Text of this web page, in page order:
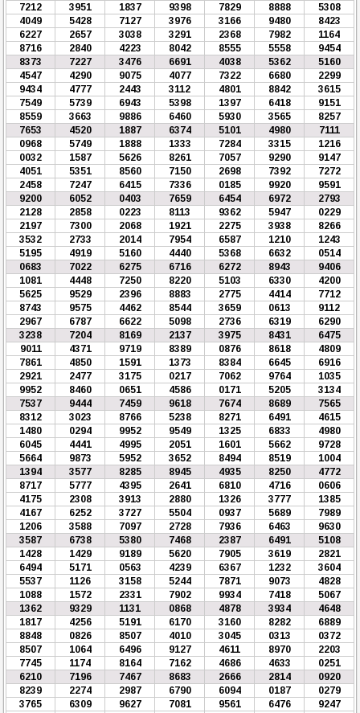
7212
3951 1837 9398 7829 8888
5308
4049
5428 7127 3976 3166 9480
8423
6227
2657 3038 3291 2368 7982
1164
8716
2840 4223 8042 8555 5558
9454
8373
7227 3476 6691 4038 5362
5160
4547
4290 9075 4077 7322 6680
2299
9434
4777 2443 3112 4801 8842
3615
7549
5739 6943 5398 1397 6418
9151
8559
3663 9886 6460 5930 3565
8257
7653
4520 1887 6374 5101 4980
7111
0968
5749 1888 1333 7284 3315
1216
0032
1587 5626 8261 7057 9290
9147
4051
5351 8560 7150 2698 7392
7272
2458
7247 6415 7336 0185 9920
9591
9200
6052 0403 7659 6454 6972
2793
2128
2858 0223 8113 9362 5947
0229
2197
7300 2068 1921 2275 3938
8266
3532
2733 2014 7954 6587 1210
1243
5195
4919 5160 4440 5368 6632
0514
0683
7022 6275 6716 6272 8943
9406
1081
4448 7250 8220 5103 6330
4200
5625
9529 2396 8883 2775 4414
7712
8743
9575 4462 8544 3659 0613
9112
2967
6787 6622 5098 2736 6319
6290
3238
7204 8169 2137 3975 8431
6475
9011
4371 9719 8389 0876 8618
4809
7861
4850 1591 1373 8384 6645
6916
2921
2477 3175 0217 7062 9764
1035
9952
8460 0651 4586 0171 5205
3134
7537
9444 7459 9618 7674 8689
7565
8312
3023 8766 5238 8271 6491
4615
1480
0294 9952 9549 1325 6833
4980
6045
4441 4995 2051 1601 5662
9728
5664
9873 5952 3652 8494 8519
1004
1394
3577 8285 8945 4935 8250
4772
8717
5777 4395 2641 6810 4716
0606
4175
2308 3913 2880 1326 3777
1385
4167
6252 3727 5504 0937 5689
7989
1206
3588 7097 2728 7936 6463
9630
3587
6738 5380 7468 2387 6491
5108
1428
1429 9189 5620 7905 3619
2821
6494
5171 0563 4239 6367 1232
3604
5537
1126 3158 5244 7871 9073
4828
1088
1572 2331 7902 9934 7418
5067
1362
9329 1131 0868 4878 3934
4648
1817
4256 5191 6170 3160 8282
6889
8848
0826 8507 4010 3045 0313
0372
8507
1064 6496 9127 4611 8970
2203
7745
1174 8164 7162 4686 4633
0251
6210
7196 7467 8683 2666 2814
0920
8239
2274 2987 6790 6094 0187
0279
3765
6309 9627 7081 9561 6476
9247